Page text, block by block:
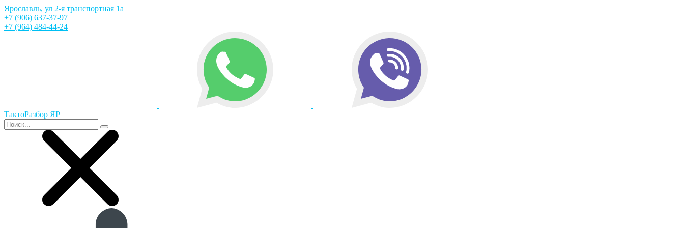
Ярославль, ул 2-я транспортная 1а
+7 (906) 637-37-97
+7 (964) 484-44-24
ТактоРазбор ЯР